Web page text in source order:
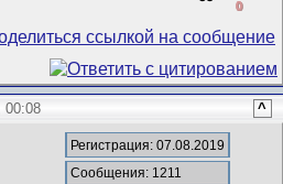
0
00:08 ^
Регистрация: 07.08.2019
Сообщения: 1211